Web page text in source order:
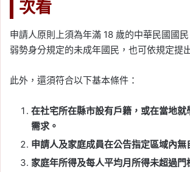
次看
申請人原則上須為年滿 18 歲的中華民國國
弱勢身分規定的未成年國民，也可依規定提
此外，還須符合以下基本條件：
在社宅所在縣市設有戶籍，或在當地就
需求。
申請人及家庭成員在公告指定區域內無
家庭年所得及每人平均月所得未超過門